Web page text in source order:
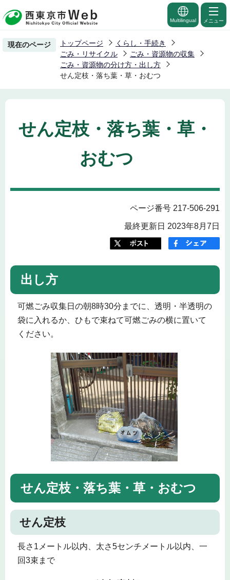
の
ー
先
頭
Multilingual メニュー
現在のページ トップページ
くらし・手続き
ごみ・リサイクル
ごみ・資源物の収集
ごみ・資源物の分け方・出し方
せん定枝・落ち葉・草・おむつ
せん定枝・落ち葉・草・
おむつ
ページ番号 217-506-291
最終更新日 2023年8月7日
出し方
可燃ごみ収集日の朝8時30分までに、透明・半透明の
袋に入れるか、ひもで束ねて可燃ごみの横に置いて
ください。
せん定枝・落ち葉・草・おむつ
せん定枝
長さ1メートル以内、太さ5センチメートル以内、一
回3束まで